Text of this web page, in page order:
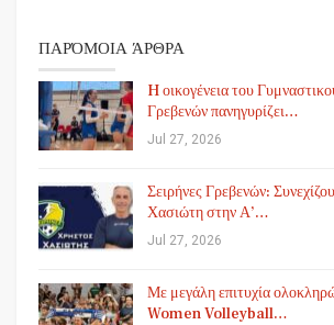
ΠΑΡΌΜΟΙΑ ΆΡΘΡΑ
H οικογένεια του
Γρεβενών πανηγυρίζει…
Jul 27, 2026
Σειρήνες Γρεβενών:
Χασιώτη στην Α’…
Jul 27, 2026
Με μεγάλη επιτυχία
Women Volleyball…